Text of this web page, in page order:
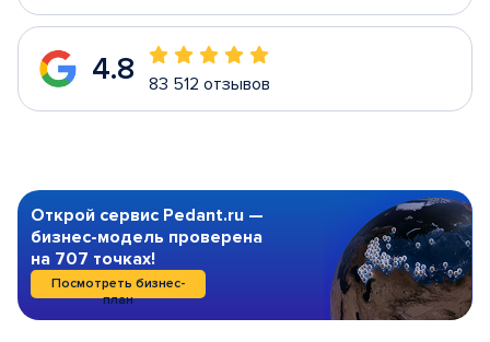
4.8 83 512 отзывов
Открой сервис Pedant.ru —
бизнес-модель проверена
на 707 точках!
Посмотреть бизнес-
план